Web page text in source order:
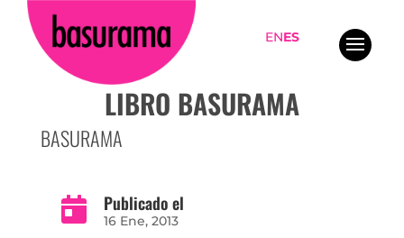
LIBRO BASURAMA
ENES
BASURAMA
 Publicado el
16 Ene, 2013